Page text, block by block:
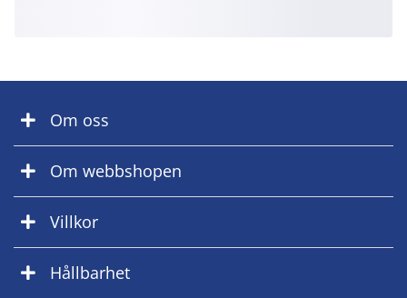
Om oss
Om webbshopen
Villkor
Hållbarhet